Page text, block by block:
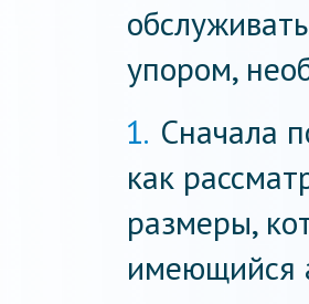
упором,
Сначала
как
размеры,
имеющийся